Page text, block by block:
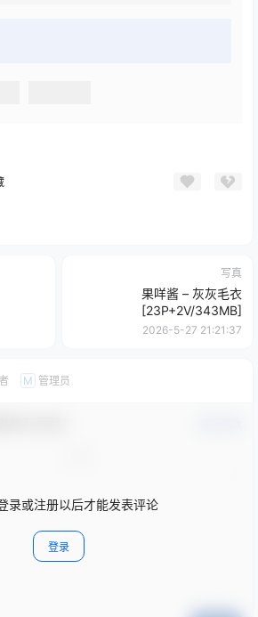
写真
果咩酱 – 灰灰毛衣
[23P+2V/343MB]
2026-5-27 21:21:37
M 管理员
录或注册以后才能发表评论
登录